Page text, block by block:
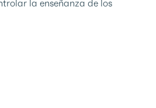
la enseñanza de los